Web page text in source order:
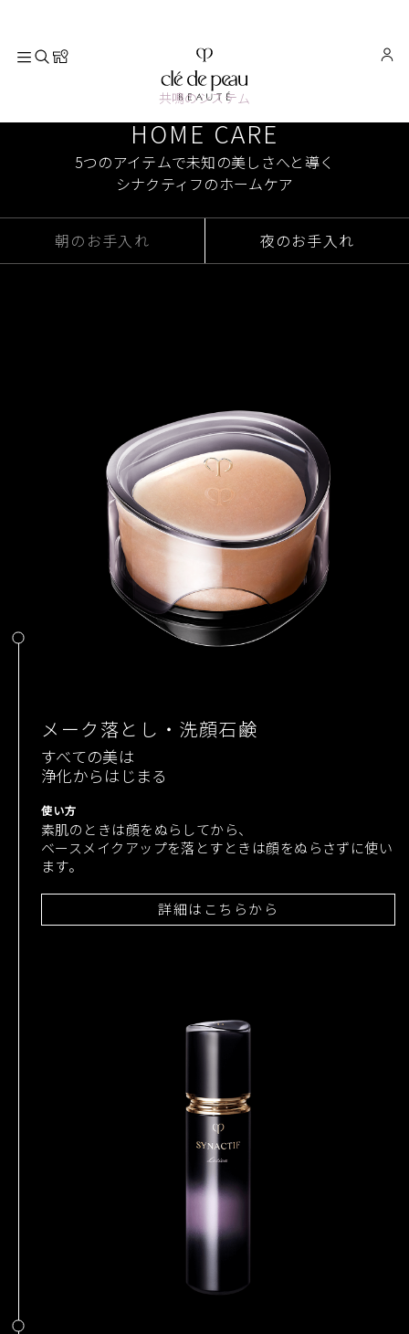
共鳴のシステム
HOME CARE
5つのアイテムで未知の美しさへと導く
シナクティフのホームケア
朝のお手入れ 夜のお手入れ
メーク落とし・洗顔石鹸
すべての美は
浄化からはじまる
使い方
素肌のときは顔をぬらしてから、
ベースメイクアップを落とすときは顔をぬらさずに使い
ます。
詳細はこちらから